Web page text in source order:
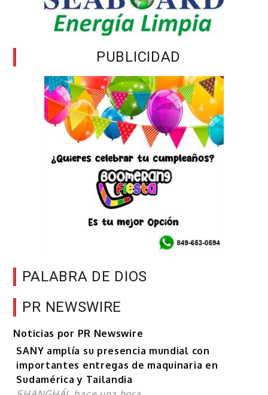
PUBLICIDAD
PALABRA DE DIOS
PR NEWSWIRE
Noticias por PR Newswire
SANY amplía su presencia mundial con
importantes entregas de maquinaria en
Sudamérica y Tailandia